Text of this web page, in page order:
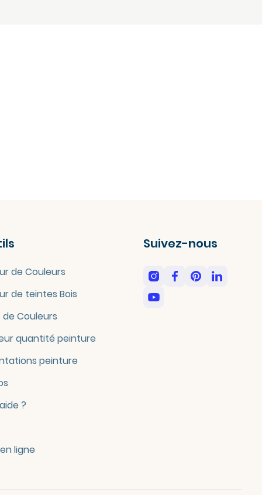
de Couleurs
de teintes Bois
Couleurs
quantité peinture
peinture
?
ligne
Suivez-nous